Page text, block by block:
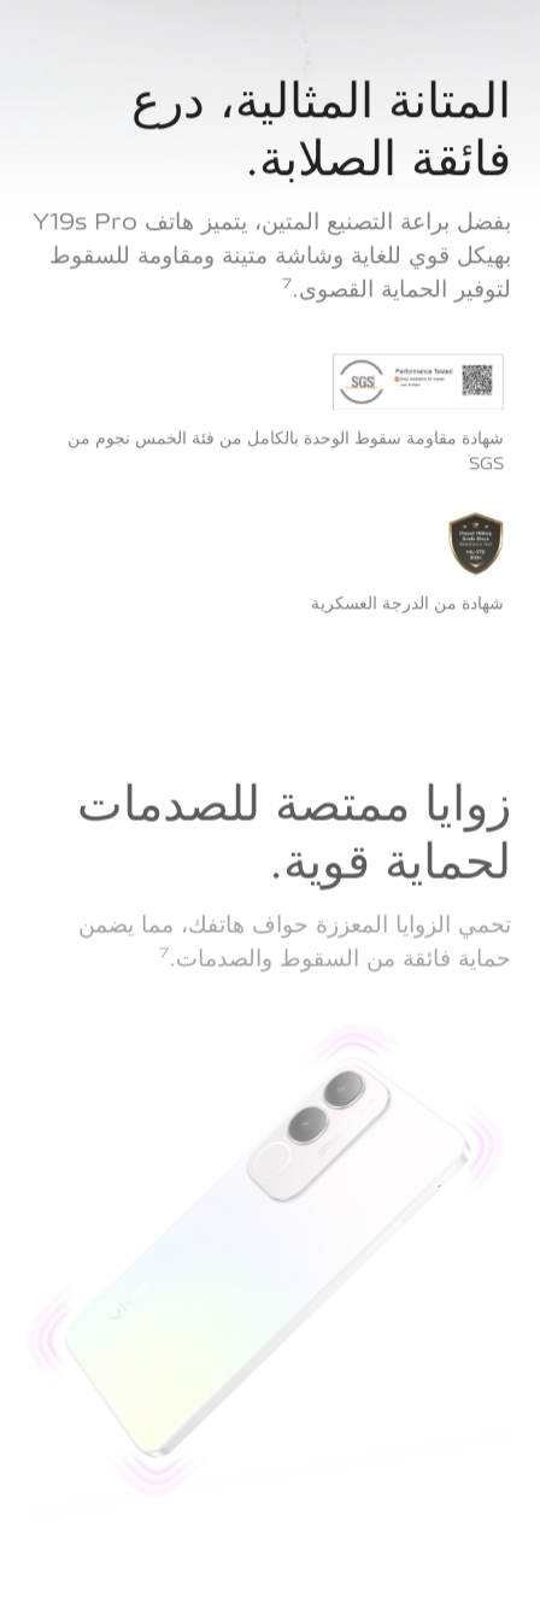
المتانة المثالية، درع
فائقة الصلابة.
بفضل براعة التصنيع المتين، يتميز هاتف Y19s Pro
بهيكل قوي للغاية وشاشة متينة ومقاومة للسقوط
لتوفير الحماية القصوى.7
شهادة مقاومة سقوط الوحدة بالكامل من فئة الخمس نجوم من
SGS
شهادة من الدرجة العسكرية
زوايا ممتصة للصدمات
لحماية قوية.
تحمي الزوايا المعززة حواف هاتفك، مما يضمن
حماية فائقة من السقوط والصدمات.7